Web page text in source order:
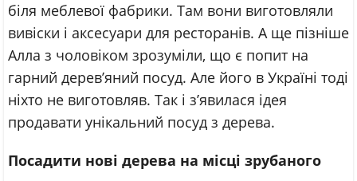
біля меблевої фабрики. Там вони виготовляли
вивіски і аксесуари для ресторанів. А ще пізніше
Алла з чоловіком зрозуміли, що є попит на
гарний дерев’яний посуд. Але його в Україні тоді
ніхто не виготовляв. Так і з’явилася ідея
продавати унікальний посуд з дерева.
Посадити нові дерева на місці зрубаного